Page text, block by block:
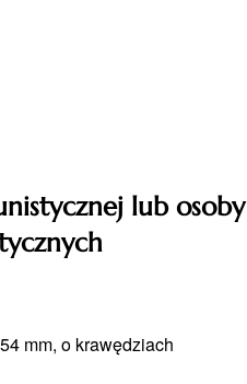
lub osoby
mm, o krawędziach